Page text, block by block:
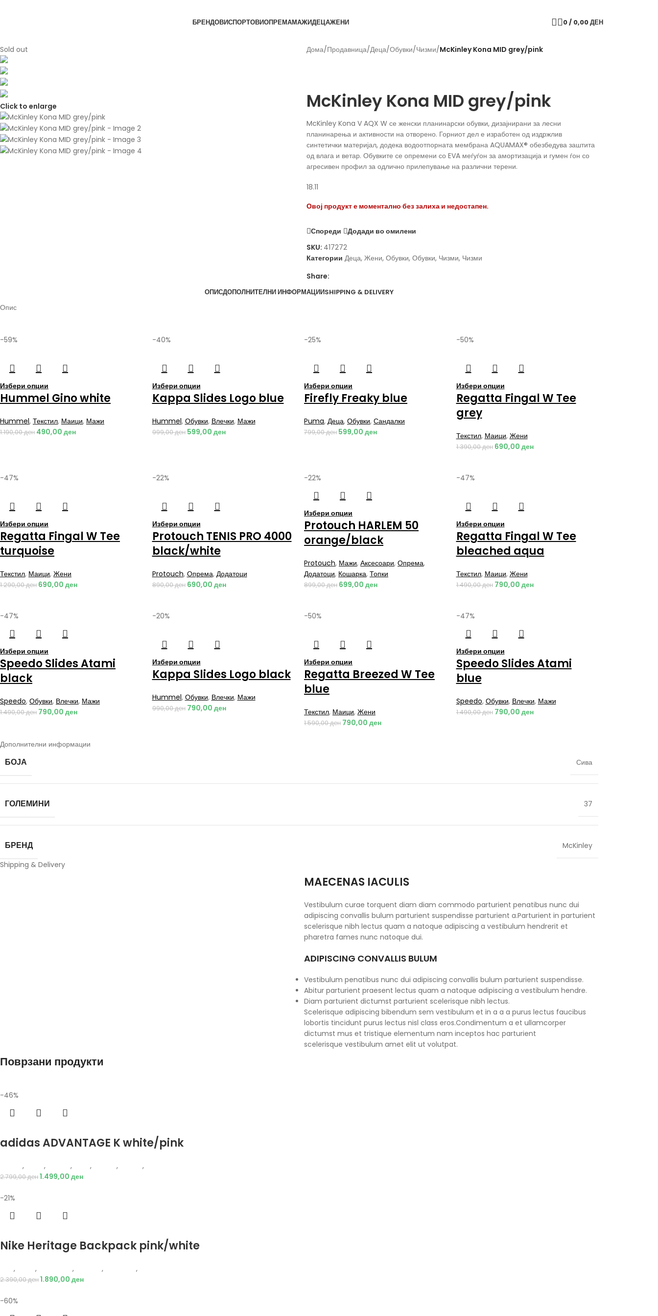
БРЕНДОВИСПОРТОВИОПРЕМАМАЖИДЕЦАЖЕНИ 0/ 0,00ДЕН
Sold out
Click to enlarge
Дома/Продавница/Деца/Обувки/Чизми/McKinley Kona MID grey/pink
McKinley Kona MID grey/pink
McKinley Kona V AQX W се женски планинарски обувки, дизајнирани за лесни
планинарења и активности на отворено. Горниот дел е изработен од издржлив
синтетички материјал, додека водоотпорната мембрана AQUAMAX® обезбедува заштита
од влага и ветар. Обувките се опремени со EVA меѓуѓон за амортизација и гумен ѓон со
агресивен профил за одлично прилепување на различни терени.
18.11
Овој продукт е моментално без залиха и недостапен.
Спореди
Додади во омилени
SKU: 417272
Категории Деца, Жени, Обувки, Обувки, Чизми, Чизми
Share:
ОПИСДОПОЛНИТЕЛНИ ИНФОРМАЦИИSHIPPING & DELIVERY
Опис
-59%
Избери опции
Hummel Gino white
Hummel, Текстил, Маици, Мажи
1.190,00ден 490,00 ден
-40%
Избери опции
Kappa Slides Logo blue
Hummel, Обувки, Влечки, Мажи
999,00ден 599,00 ден
-25%
Избери опции
Firefly Freaky blue
Puma, Деца, Обувки, Сандалки
799,00ден 599,00 ден
-50%
Избери опции
Regatta Fingal W Tee
grey
Текстил, Маици, Жени
1.390,00ден 690,00 ден
-47%
Избери опции
Regatta Fingal W Tee
turquoise
Текстил, Маици, Жени
1.290,00ден 690,00 ден
-22%
Избери опции
Protouch TENIS PRO 4000
black/white
Protouch, Опрема, Додатоци
890,00ден 690,00 ден
-22%
Избери опции
Protouch HARLEM 50
orange/black
Protouch, Мажи, Аксесоари, Опрема,
Додатоци, Кошарка, Топки
899,00ден 699,00 ден
-47%
Избери опции
Regatta Fingal W Tee
bleached aqua
Текстил, Маици, Жени
1.490,00ден 790,00 ден
-47%
Избери опции
Speedo Slides Atami
black
Speedo, Обувки, Влечки, Мажи
1.490,00ден 790,00 ден
-20%
Избери опции
Kappa Slides Logo black
Hummel, Обувки, Влечки, Мажи
990,00ден 790,00 ден
-50%
Избери опции
Regatta Breezed W Tee
blue
Текстил, Маици, Жени
1.590,00ден 790,00 ден
-47%
Избери опции
Speedo Slides Atami
blue
Speedo, Обувки, Влечки, Мажи
1.490,00ден 790,00 ден
Дополнителни информации
БОЈА Сива
ГОЛЕМИНИ 37
БРЕНД
McKinley
Shipping & Delivery
MAECENAS IACULIS
Vestibulum curae torquent diam diam commodo parturient penatibus nunc dui
adipiscing convallis bulum parturient suspendisse parturient a.Parturient in parturient
scelerisque nibh lectus quam a natoque adipiscing a vestibulum hendrerit et
pharetra fames nunc natoque dui.
ADIPISCING CONVALLIS BULUM
Vestibulum penatibus nunc dui adipiscing convallis bulum parturient suspendisse.
Abitur parturient praesent lectus quam a natoque adipiscing a vestibulum hendre.
Diam parturient dictumst parturient scelerisque nibh lectus.
Scelerisque adipiscing bibendum sem vestibulum et in a a a purus lectus faucibus
lobortis tincidunt purus lectus nisl class eros.Condimentum a et ullamcorper
dictumst mus et tristique elementum nam inceptos hac parturient
scelerisque vestibulum amet elit ut volutpat.
Поврзани продукти
-46%
adidas ADVANTAGE K white/pink
, , , , , ,
2.799,00ден1.499,00 ден
-21%
Nike Heritage Backpack pink/white
, , , , ,
2.390,00ден1.890,00 ден
-60%